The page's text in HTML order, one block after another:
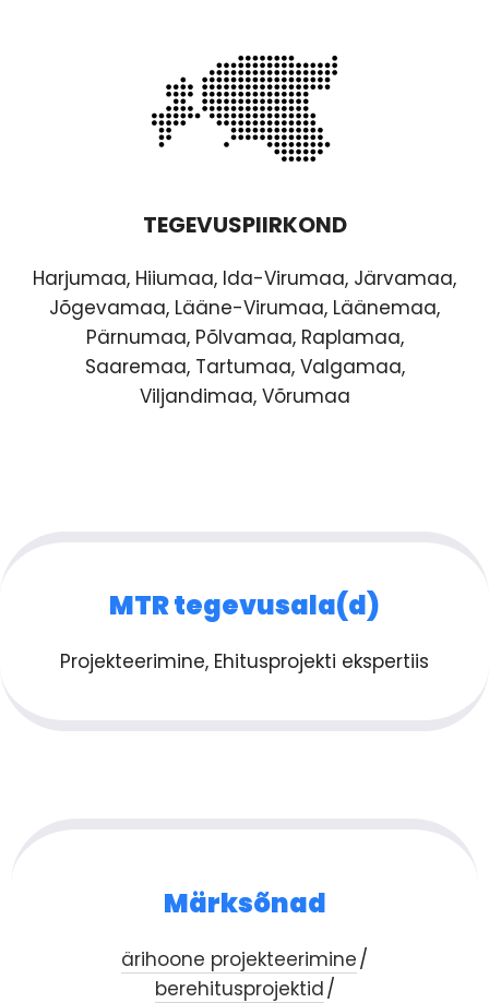
TEGEVUSPIIRKOND
Harjumaa, Hiiumaa, Ida-Virumaa, Järvamaa,
Jõgevamaa, Lääne-Virumaa, Läänemaa,
Pärnumaa, Põlvamaa, Raplamaa,
Saaremaa, Tartumaa, Valgamaa,
Viljandimaa, Võrumaa
MTR tegevusala(d)
Projekteerimine, Ehitusprojekti ekspertiis
Märksõnad
ärihoone projekteerimine
berehitusprojektid